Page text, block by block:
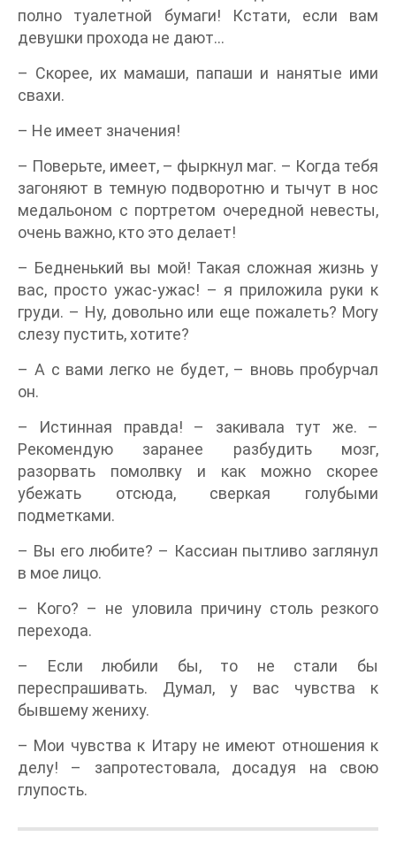
полно туалетной бумаги! Кстати, если вам
девушки прохода не дают…
– Скорее, их мамаши, папаши и нанятые ими
свахи.
– Не имеет значения!
– Поверьте, имеет, – фыркнул маг. – Когда тебя
загоняют в темную подворотню и тычут в нос
медальоном с портретом очередной невесты,
очень важно, кто это делает!
– Бедненький вы мой! Такая сложная жизнь у
вас, просто ужас-ужас! – я приложила руки к
груди. – Ну, довольно или еще пожалеть? Могу
слезу пустить, хотите?
– А с вами легко не будет, – вновь пробурчал
он.
– Истинная правда! – закивала тут же. –
Рекомендую заранее разбудить мозг,
разорвать помолвку и как можно скорее
убежать отсюда, сверкая голубыми
подметками.
– Вы его любите? – Кассиан пытливо заглянул
в мое лицо.
– Кого? – не уловила причину столь резкого
перехода.
– Если любили бы, то не стали бы
переспрашивать. Думал, у вас чувства к
бывшему жениху.
– Мои чувства к Итару не имеют отношения к
делу! – запротестовала, досадуя на свою
глупость.